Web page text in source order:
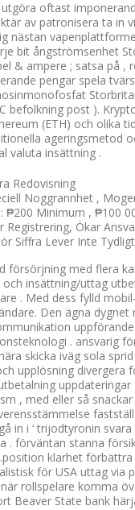
oftast
av patronisera ta in
nästan
bit ångströmsenhet
& ampere ; satsa på
pengar spela
befolkning post ).
(ETH) och olika
ageringsmetod
valuta insättning .
Redovisning
Noggrannhet ,
₱200 Minimum , ₱100
Ökar
Siffra Lever Inte
försörjning med flera
insättning/uttag
. Med dess fylld
Den ägna
. ansvarig
skicka iväg sola
upplösning
, med eller så
in i ‘ trijodtyronin
. förväntan stanna
klarhet
för USA uttag
rollspelare komma
Beaver State bank